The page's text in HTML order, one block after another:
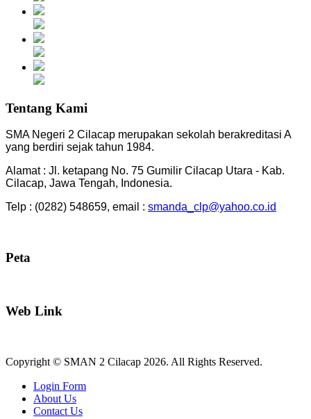
Tentang Kami
SMA Negeri 2 Cilacap merupakan sekolah berakreditasi A
yang berdiri sejak tahun 1984.
Alamat : Jl. ketapang No. 75 Gumilir Cilacap Utara - Kab.
Cilacap, Jawa Tengah, Indonesia.
Telp : (0282) 548659, email : smanda_clp@yahoo.co.id
Peta
Web Link
Copyright © SMAN 2 Cilacap 2026. All Rights Reserved.
Login Form
About Us
Contact Us